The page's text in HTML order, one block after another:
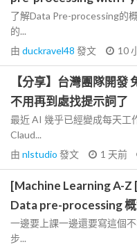
了解Data Pre-processing的
的...
由 duckravel48 發文 10
【分享】台灣團隊開
不用再到處找提示詞了
最近 AI 幾乎已經變成每天工
Claud...
由 nlstudio 發文 1 天前
[Machine Learning A-Z
Data pre-processing
一邊要上課一邊還要寫這個
步...